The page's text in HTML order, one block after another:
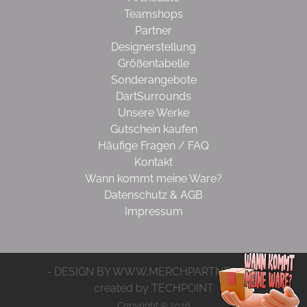
Teamshops
Partner
Designerstellung
Größentabelle
Sonderangebote
DartSurrounds
Unsere Werke
Gutschein kaufen
Häufige Fragen / FAQ
Kontakt
Wann kommt meine Ware?
Datenschutz & AGB
Impressum
- DESIGN BY WWW.MERCHPARTNER.DE -
created by TECHPOINT